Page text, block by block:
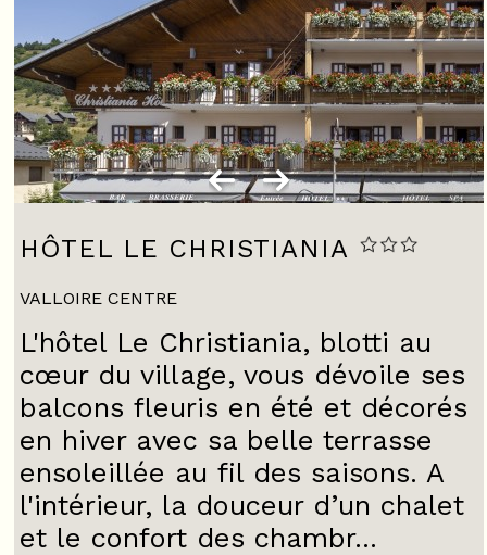
HÔTEL LE CHRISTIANIA
VALLOIRE CENTRE
L'hôtel Le Christiania, blotti au
cœur du village, vous dévoile ses
balcons fleuris en été et décorés
en hiver avec sa belle terrasse
ensoleillée au fil des saisons. A
l'intérieur, la douceur d’un chalet
et le confort des chambr...